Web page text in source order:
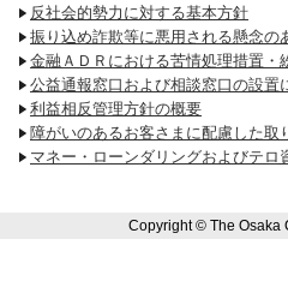
反社会的勢力に対する基本方針
振り込め詐欺等に悪用される懸念の
金融ＡＤＲにおける苦情処理措置・
公益通報窓口および相談窓口の設置
利益相反管理方針の概要
障がいのあるお客さまに配慮した取
マネー・ローンダリングおよびテロ
Copyright © The